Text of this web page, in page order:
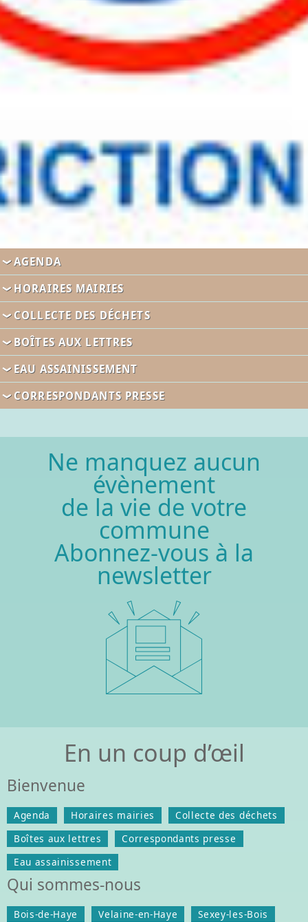
AGENDA
HORAIRES MAIRIES
COLLECTE DES DÉCHETS
BOÎTES AUX LETTRES
EAU ASSAINISSEMENT
CORRESPONDANTS PRESSE
Ne manquez aucun
évènement
de la vie de votre
commune
Abonnez-vous à la
newsletter
En un coup d’œil
Bienvenue
Agenda Horaires mairies
Collecte des déchets
Boîtes aux lettres
Correspondants presse
Eau assainissement
Qui sommes-nous
Bois-de-Haye Velaine-en-Haye
Sexey-les-Bois